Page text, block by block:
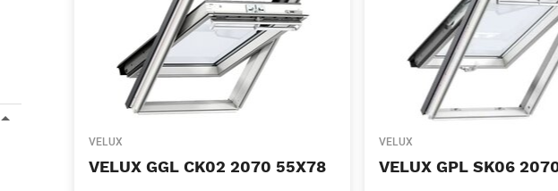
VELUX
VELUX GGL CK02 2070 55X78
VELUX
VELUX GPL SK06